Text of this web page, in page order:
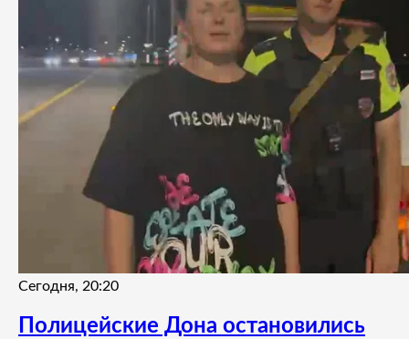
Сегодня, 20:20
Полицейские Дона остановились